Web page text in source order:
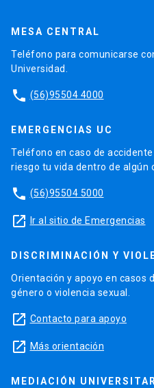
MESA CENTRAL
Teléfono para comunicarse
Universidad.
phone (56)95504 4000
EMERGENCIAS UC
Teléfono en caso de
riesgo tu vida dentro de algún
phone (56)95504 5000
launch Ir al sitio de Emergencias
DISCRIMINACIÓN Y
Orientación y apoyo en casos
género o violencia sexual.
launch Contacto para apoyo
launch Más orientación
MEDIACIÓN